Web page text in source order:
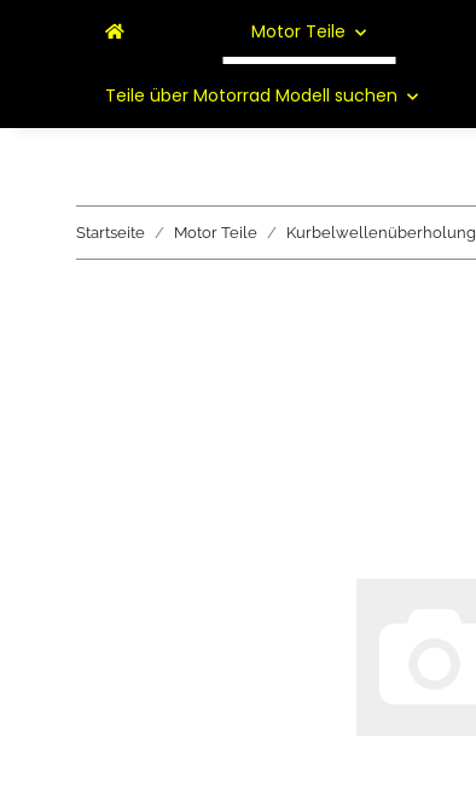
Motor Teile
Teile über Motorrad Modell suchen
Startseite Motor Teile Kurbelwellenüberholung